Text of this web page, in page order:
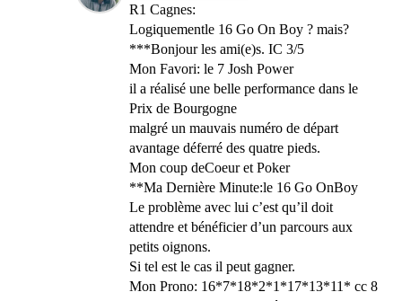
R1 Cagnes:
Logiquementle 16 Go On Boy ? mais?
***Bonjour les ami(e)s. IC 3/5
Mon Favori: le 7 Josh Power
il a réalisé une belle performance dans le
Prix de Bourgogne
malgré un mauvais numéro de départ
avantage déferré des quatre pieds.
Mon coup deCoeur et Poker
**Ma Dernière Minute:le 16 Go OnBoy
Le problème avec lui c’est qu’il doit
attendre et bénéficier d’un parcours aux
petits oignons.
Si tel est le cas il peut gagner.
Mon Prono: 16*7*18*2*1*17*13*11* cc 8